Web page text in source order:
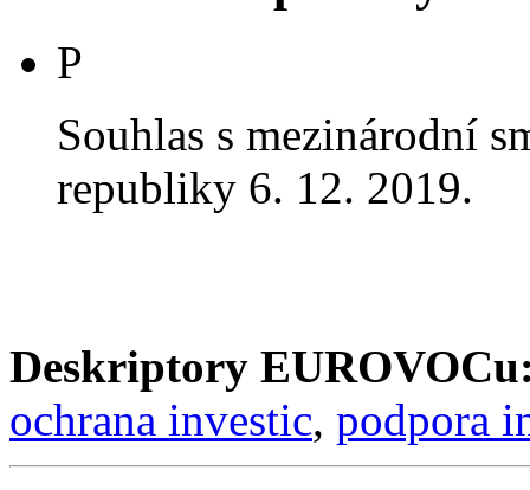
P
Souhlas s mezinárodní
republiky 6. 12. 2019.
Deskriptory
ochrana investic, podpora